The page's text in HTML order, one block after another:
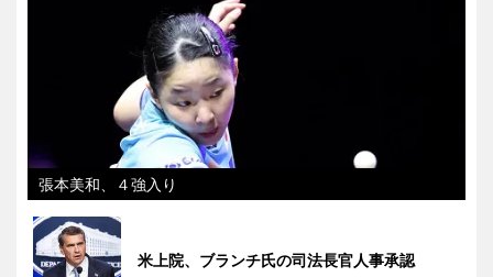
張本美和、４強入り
米上院、ブランチ氏の司法長官人事承認